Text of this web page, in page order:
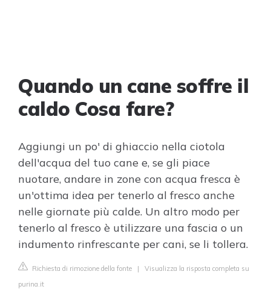
Quando un cane soffre il
caldo Cosa fare?
Aggiungi un po' di ghiaccio nella ciotola
dell'acqua del tuo cane e, se gli piace
nuotare, andare in zone con acqua fresca è
un'ottima idea per tenerlo al fresco anche
nelle giornate più calde. Un altro modo per
tenerlo al fresco è utilizzare una fascia o un
indumento rinfrescante per cani, se li tollera.
Richiesta di rimozione della fonte | Visualizza la risposta completa su
purina.it